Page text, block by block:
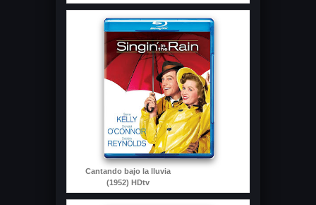
Cantando bajo la lluvia
(1952) HDtv